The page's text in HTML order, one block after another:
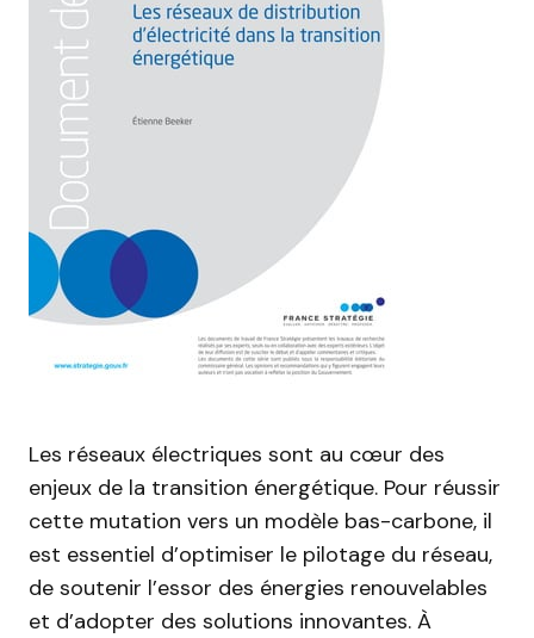
Les réseaux électriques sont au cœur des
enjeux de la transition énergétique. Pour réussir
cette mutation vers un modèle bas-carbone, il
est essentiel d’optimiser le pilotage du réseau,
de soutenir l’essor des énergies renouvelables
et d’adopter des solutions innovantes. À